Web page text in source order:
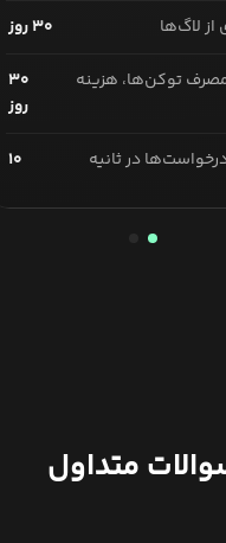
از لاگ‌ها ۳۰ روز
توکن‌ها، هزینه
۳۰
روز
در ثانیه ۱۰
از لاگ‌ها ۶۰ روز
روز
متداول